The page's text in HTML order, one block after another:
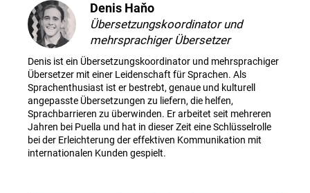
Denis Haňo
Übersetzungskoordinator und
mehrsprachiger Übersetzer
Denis ist ein Übersetzungskoordinator und mehrsprachiger
Übersetzer mit einer Leidenschaft für Sprachen. Als
Sprachenthusiast ist er bestrebt, genaue und kulturell
angepasste Übersetzungen zu liefern, die helfen,
Sprachbarrieren zu überwinden. Er arbeitet seit mehreren
Jahren bei Puella und hat in dieser Zeit eine Schlüsselrolle
bei der Erleichterung der effektiven Kommunikation mit
internationalen Kunden gespielt.